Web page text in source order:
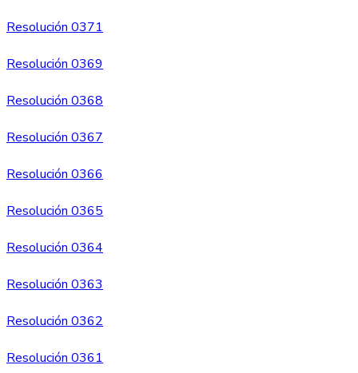
Resolución 0371
Resolución 0369
Resolución 0368
Resolución 0367
Resolución 0366
Resolución 0365
Resolución 0364
Resolución 0363
Resolución 0362
Resolución 0361